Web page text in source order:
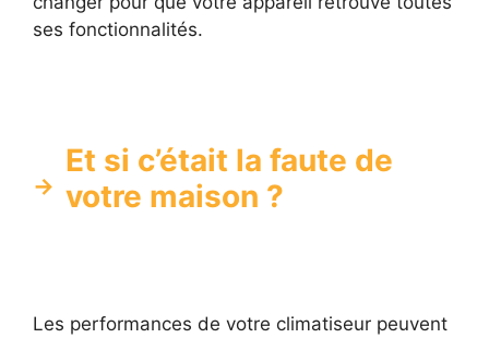
ses fonctionnalités.
Et si c’était la faute de
votre maison ?
Les performances de votre climatiseur peuvent